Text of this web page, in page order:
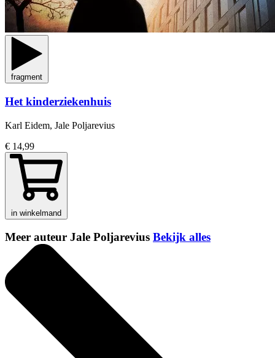
fragment
Het kinderziekenhuis
Karl Eidem, Jale Poljarevius
€ 14,99
in winkelmand
Meer auteur Jale Poljarevius Bekijk alles